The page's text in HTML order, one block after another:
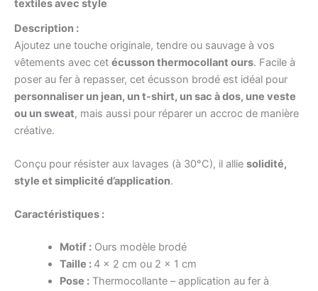
textiles avec style
Description :
Ajoutez une touche originale, tendre ou sauvage à vos
vêtements avec cet écusson thermocollant ours. Facile à
poser au fer à repasser, cet écusson brodé est idéal pour
personnaliser un jean, un t-shirt, un sac à dos, une veste
ou un sweat, mais aussi pour réparer un accroc de manière
créative.
Conçu pour résister aux lavages (à 30°C), il allie solidité,
style et simplicité d’application.
Caractéristiques :
Motif :Ours modèle brodé
Taille : 4 x 2 cm ou 2 x 1 cm
Pose :Thermocollante – application au fer à